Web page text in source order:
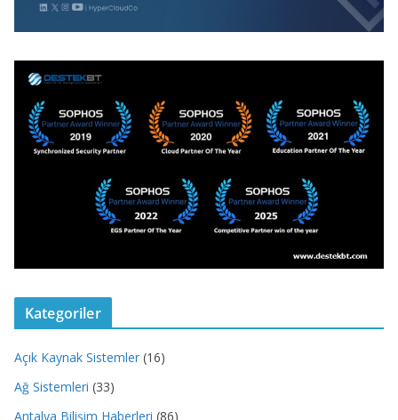
Kategoriler
Açık Kaynak Sistemler (16)
Ağ Sistemleri (33)
Antalya Bilişim Haberleri (86)